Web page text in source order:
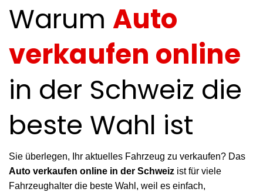
Warum Auto
verkaufen online
in der Schweiz die
beste Wahl ist
Sie überlegen, Ihr aktuelles Fahrzeug zu verkaufen? Das
Auto verkaufen online in der Schweiz ist für viele
Fahrzeughalter die beste Wahl, weil es einfach,